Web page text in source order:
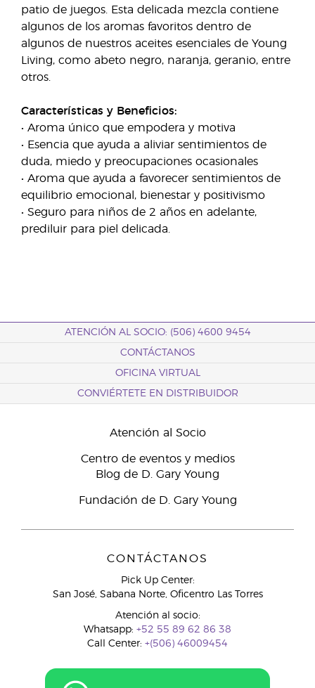
patio de juegos. Esta delicada mezcla contiene
algunos de los aromas favoritos dentro de
algunos de nuestros aceites esenciales de Young
Living, como abeto negro, naranja, geranio, entre
otros.
Características y Beneficios:
• Aroma único que empodera y motiva
• Esencia que ayuda a aliviar sentimientos de
duda, miedo y preocupaciones ocasionales
• Aroma que ayuda a favorecer sentimientos de
equilibrio emocional, bienestar y positivismo
• Seguro para niños de 2 años en adelante,
prediluir para piel delicada.
ATENCIÓN AL SOCIO: (506) 4600 9454
CONTÁCTANOS
OFICINA VIRTUAL
CONVIÉRTETE EN DISTRIBUIDOR
Atención al Socio
Centro de eventos y medios
Blog de D. Gary Young
Fundación de D. Gary Young
CONTÁCTANOS
Pick Up Center:
San José, Sabana Norte, Oficentro Las Torres
Atención al socio:
Whatsapp: +52 55 89 62 86 38
Call Center: +(506) 46009454